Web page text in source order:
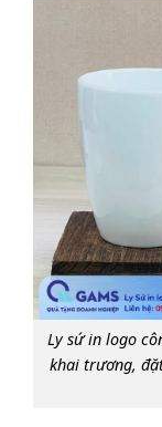
Ly sứ in logo
khai trương,